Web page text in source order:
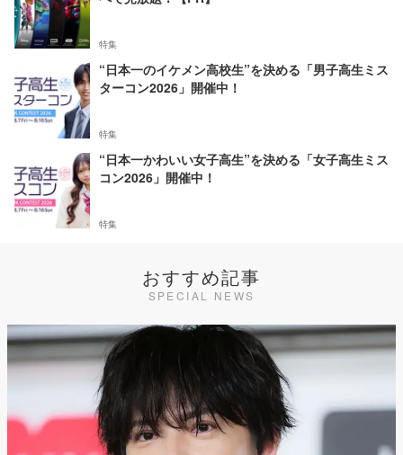
特集
“日本一のイケメン高校生”を決める「男子高生ミス
ターコン2026」開催中！
特集
“日本一かわいい女子高生”を決める「女子高生ミス
コン2026」開催中！
特集
おすすめ記事
SPECIAL NEWS